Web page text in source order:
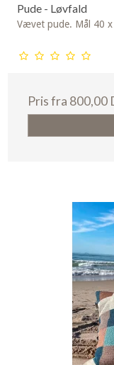
Pude - Løvfald
Vævet pude. Mål 40 x
Pris fra 800,00